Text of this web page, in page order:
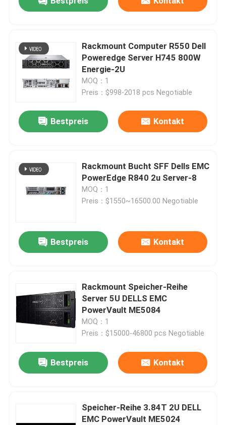
Rackmount Computer R550 Dell
Poweredge Server H745 800W
Energie-2U
MOQ：1
Preis：$998-2018 pcs Negotiable
Bestpreis Kontakt
Rackmount Bucht SFF Dells EMC
PowerEdge R840 2u Server-8
MOQ：1
Preis：$1550~16500.00 Negotiable
Bestpreis Kontakt
Rackmount Speicher-Reihe
Server 5U DELLS EMC
PowerVault ME5084
MOQ：1
Preis：$15000-46800 pcs Negotiable
Bestpreis Kontakt
Speicher-Reihe 3.84T 2U DELL
EMC PowerVault ME5024